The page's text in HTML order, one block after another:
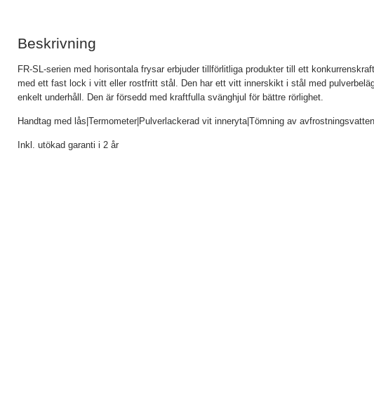
Beskrivning
FR-SL-serien med horisontala frysar erbjuder tillförlitliga produkter till ett
med ett fast lock i vitt eller rostfritt stål. Den har ett vitt innerskikt i stål med
enkelt underhåll. Den är försedd med kraftfulla svänghjul för bättre rörlighet.
Handtag med lås|Termometer|Pulverlackerad vit inneryta|Tömning av
Inkl. utökad garanti i 2 år